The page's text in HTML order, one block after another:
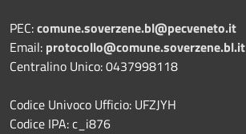
PEC:comune.soverzene.bl@pecveneto.it
Email: protocollo@comune.soverzene.bl.it
Centralino Unico: 0437998118
Codice Univoco Ufficio: UFZJYH
Codice IPA: c_i876